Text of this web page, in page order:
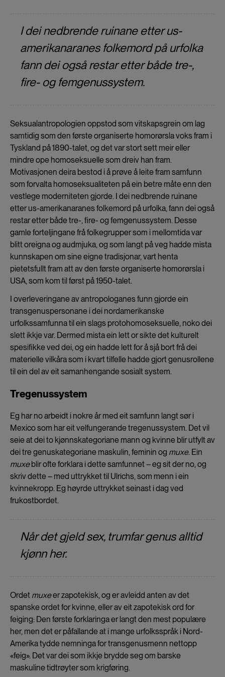
I dei nedbrende ruinane etter us-
amerikanaranes folkemord på urfolka
fann dei også restar etter både tre-,
fire- og femgenussystem.
Seksualantropologien oppstod som vitskapsgrein om lag
samtidig som den første organiserte homorørsla voks fram i
Tyskland på 1890-talet, og det var stort sett meir eller
mindre ope homoseksuelle som dreiv han fram.
Motivasjonen deira bestod i å prøve å leite fram samfunn
som forvalta homoseksualiteten på ein betre måte enn den
vestlege moderniteten gjorde. I dei nedbrende ruinane
etter us-amerikanaranes folkemord på urfolka, fann dei også
restar etter både tre-, fire- og femgenussystem. Desse
gamle forteljingane frå folkegrupper som i mellomtida var
blitt oreigna og audmjuka, og som langt på veg hadde mista
kunnskapen om sine eigne tradisjonar, vart henta
pietetsfullt fram att av den første organiserte homorørsla i
USA, som kom til først på 1950-talet.
I overleveringane av antropologanes funn gjorde ein
transgenuspersonane i dei nordamerikanske
urfolkssamfunna til ein slags protohomoseksuelle, noko dei
slett ikkje var. Dermed mista ein lett or sikte det kulturelt
spesifikke ved dei, og ein hadde lett for å sjå bort frå dei
materielle vilkåra som i kvart tilfelle hadde gjort genusrollene
til ein del av eit samanhengande sosialt system.
Tregenussystem
Eg har no arbeidt i nokre år med eit samfunn langt sør i
Mexico som har eit velfungerande tregenussystem. Det vil
seie at dei to kjønnskategoriane mann og kvinne blir utfylt av
dei tre genuskategoriane maskulin, feminin og muxe. Ein
muxeblir ofte forklara i dette samfunnet – eg sit der no, og
skriv dette – med uttrykket til Ulrichs, som menn i ein
kvinnekropp. Eg høyrde uttrykket seinast i dag ved
frukostbordet.
Når det gjeld sex, trumfar genus alltid
kjønn her.
Ordet muxeer zapotekisk, og er avleidd anten av det
spanske ordet for kvinne, eller av eit zapotekisk ord for
feiging: Den første forklaringa er langt den mest populære
her, men det er påfallande at i mange urfolksspråk i Nord-
Amerika tydde nemninga for transgenusmenn nettopp
«feig». Det var dei som ikkje brydde seg om barske
maskuline tidtrøyter som krigføring.